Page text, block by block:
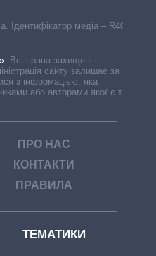
Ідентифікатор медіа – R40-
. Всі права захищені і
сайту залишає за
з інформацією, яка
або авторами якої є треті
ПРО НАС
КОНТАКТИ
ПРАВИЛА
ТЕМАТИКИ